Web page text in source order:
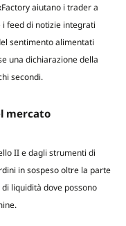
aiutano i trader a
feed di notizie integrati
sentimento alimentati
una dichiarazione della
secondi.
mercato
II e dagli strumenti di
in sospeso oltre la parte
liquidità dove possono